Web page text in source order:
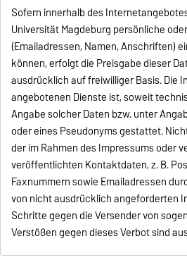
Sofern innerhalb des
Universität Magdeburg persönliche
(Emailadressen, Namen, Anschriften)
können, erfolgt die Preisgabe dieser
ausdrücklich auf freiwilliger Basis. Die
angebotenen Dienste ist, soweit
Angabe solcher Daten bzw. unter
oder eines Pseudonyms gestattet.
der im Rahmen des Impressums oder
veröffentlichten Kontaktdaten, z. B.
Faxnummern sowie Emailadressen
von nicht ausdrücklich angeforderten
Schritte gegen die Versender von
Verstößen gegen dieses Verbot sind